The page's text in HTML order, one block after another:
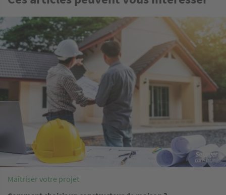
Image
Maîtriser votre projet